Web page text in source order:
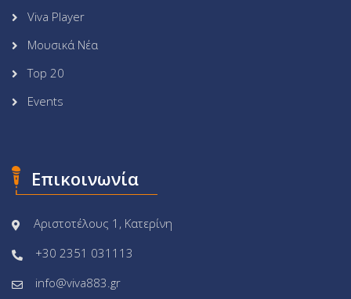
Viva Player
Μουσικά Νέα
Top 20
Events
Επικοινωνία
Αριστοτέλους 1, Κατερίνη
+30 2351 031113
info@viva883.gr